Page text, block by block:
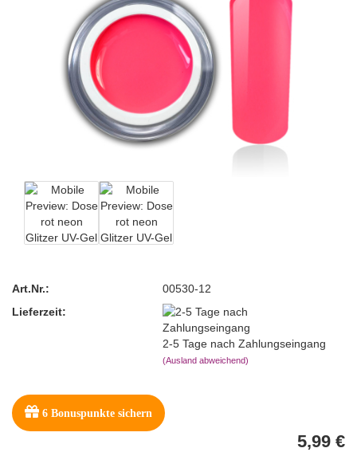
Art.Nr.:
00530-12
Lieferzeit:
2-5 Tage nach Zahlungseingang
(Ausland abweichend)
6 Bonuspunkte sichern
5,99 €